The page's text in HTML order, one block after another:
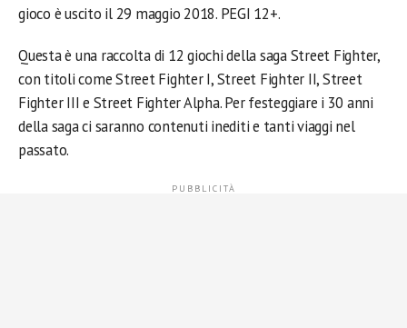
gioco è uscito il 29 maggio 2018. PEGI 12+.
Questa è una raccolta di 12 giochi della saga Street Fighter,
con titoli come Street Fighter I, Street Fighter II, Street
Fighter III e Street Fighter Alpha. Per festeggiare i 30 anni
della saga ci saranno contenuti inediti e tanti viaggi nel
passato.